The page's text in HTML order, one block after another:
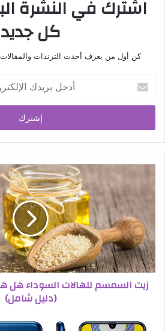
اشترك في النشرة
كل جديد
كن أول من يعرف أحدث الترندات والمقالات
بريدك
الإلكتروني
زيت السمسم للهالات السوداء هل
(دليل شامل)